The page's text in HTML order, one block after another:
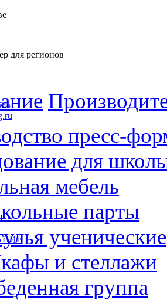
для регионов
пресс-
для
мебель
парты
ученические
и стеллажи
группа